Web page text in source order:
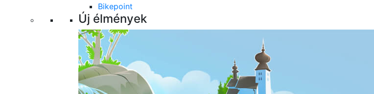
Bikepoint
Új élmények